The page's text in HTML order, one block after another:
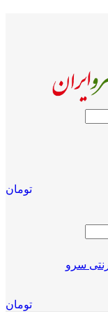
تومان
تومان